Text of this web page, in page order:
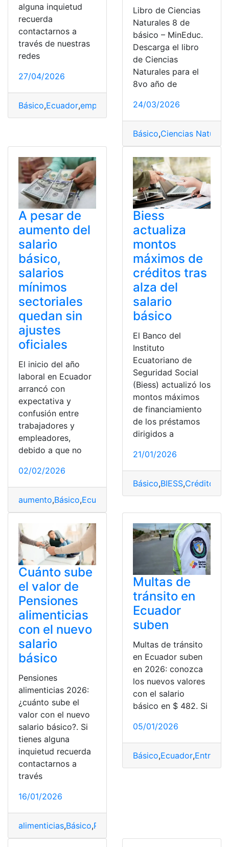
alguna inquietud
recuerda
contactarnos a
través de nuestras
redes
27/04/2026
Básico,Ecuador,empresas Salario
Libro de Ciencias
Naturales 8 de
básico – MinEduc.
Descarga el libro
de Ciencias
Naturales para el
8vo año de
24/03/2026
Básico,Ciencias
A pesar de
aumento del
salario
básico,
salarios
mínimos
sectoriales
quedan sin
ajustes
oficiales
El inicio del año
laboral en Ecuador
arrancó con
expectativa y
confusión entre
trabajadores y
empleadores,
debido a que no
02/02/2026
aumento,Básico,Ecuador
Biess
actualiza
montos
máximos de
créditos tras
alza del
salario
básico
El Banco del
Instituto
Ecuatoriano de
Seguridad Social
(Biess) actualizó los
montos máximos
de financiamiento
de los préstamos
dirigidos a
21/01/2026
Básico,BIESS,Créditos
Cuánto sube
el valor de
Pensiones
alimenticias
con el nuevo
salario
básico
Pensiones
alimenticias 2026:
¿cuánto sube el
valor con el nuevo
salario básico?. Si
tienes alguna
inquietud recuerda
contactarnos a
través
16/01/2026
alimenticias,Básico,Pensión alimenticia
Multas de
tránsito en
Ecuador
suben
Multas de tránsito
en Ecuador suben
en 2026: conozca
los nuevos valores
con el salario
básico en $ 482. Si
05/01/2026
Básico,Ecuador,